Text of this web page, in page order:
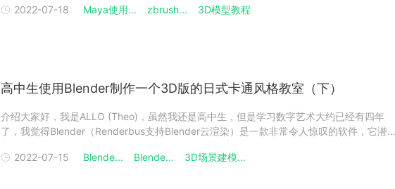
Maya(Renderbus瑞云渲染支持Maya云渲染）和ZBrush创
2022-07-18 Maya使用... zbrush... 3D模型教程
高中生使用Blender制作一个3D版的日式卡通风格教室（下）
介绍大家好，我是ALLO (Theo)，虽然我还是高中生，但是学习数字艺术大约已经有四年
了，我觉得Blender（Renderbus支持Blender云渲染）是一款非常令人惊叹的软件，它潜力
编一起先回顾下第一部分：高中生使用Blender制作一个3D版的日式
2022-07-15 Blende... Blende... 3D场景建模...